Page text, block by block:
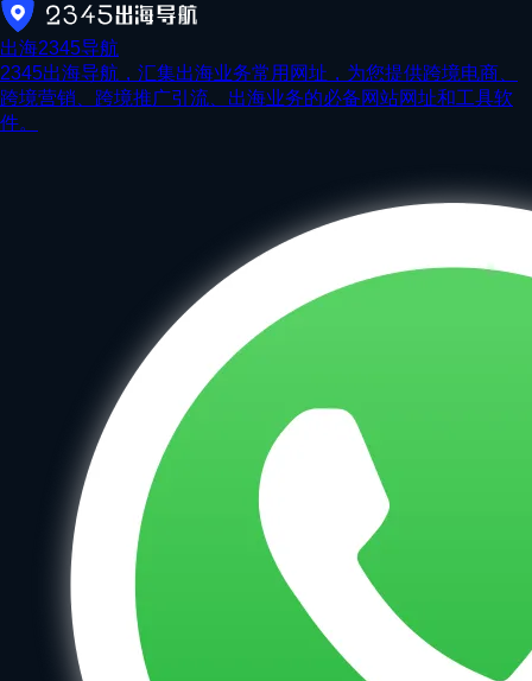
出海2345导航
2345出海导航，汇集出海业务常用网址，为您提供跨境电商、
跨境营销、跨境推广引流、出海业务的必备网站网址和工具软
件。